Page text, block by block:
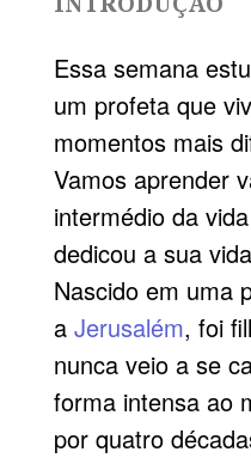
Essa semana
um profeta que
momentos mais
Vamos aprender
intermédio da
dedicou a sua
Nascido em uma
a Jerusalém, foi
nunca veio a se
forma intensa ao
por quatro